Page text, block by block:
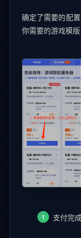
确定了需要的配
你需要的游戏模版
支付完